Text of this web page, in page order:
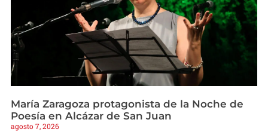
María Zaragoza protagonista de la Noche de
Poesía en Alcázar de San Juan
agosto 7, 2026